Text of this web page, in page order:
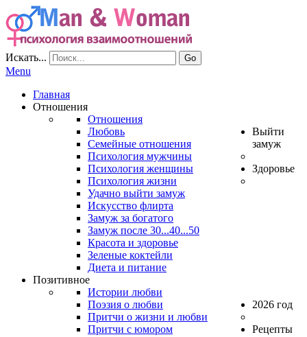
Искать... Go
Menu
Главная
Отношения
Отношения
Любовь
Семейные отношения
Психология мужчины
Психология женщины
Психология жизни
Выйти
замуж
Удачно выйти замуж
Искусство флирта
Замуж за богатого
Замуж после 30...40...50
Здоровье
Красота и здоровье
Зеленые коктейли
Диета и питание
Позитивное
Истории любви
Поэзия о любви
Притчи о жизни и любви
Притчи с юмором
2026 год
Рецепты